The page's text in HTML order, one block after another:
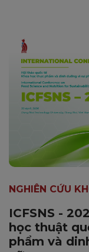
NGHIÊN CỨU
ICFSNS -
học thuật
phẩm và